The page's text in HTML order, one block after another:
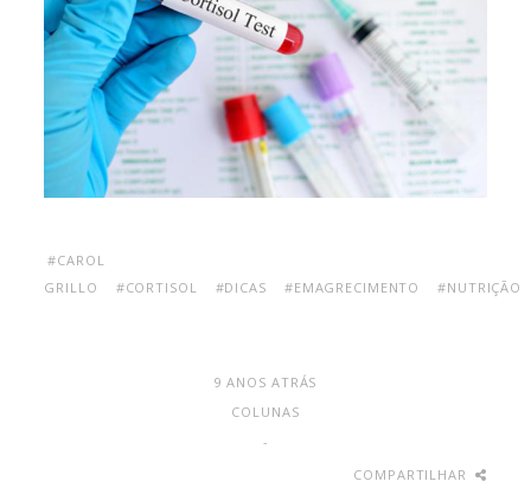
#CAROL
GRILLO
#CORTISOL #DICAS #EMAGRECIMENTO #NUTRIÇÃO
9 ANOS ATRÁS
COLUNAS
-
COMPARTILHAR